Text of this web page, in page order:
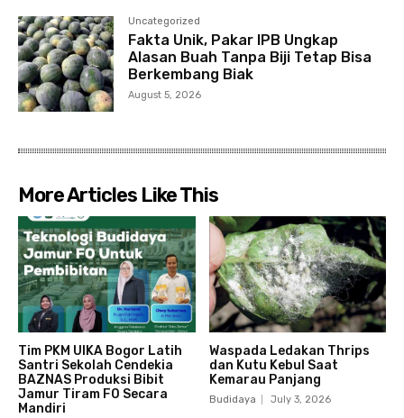
Uncategorized
Fakta Unik, Pakar IPB Ungkap
Alasan Buah Tanpa Biji Tetap Bisa
Berkembang Biak
August 5, 2026
More Articles Like This
Tim PKM UIKA Bogor Latih
Santri Sekolah Cendekia
BAZNAS Produksi Bibit
Jamur Tiram F0 Secara
Mandiri
Waspada Ledakan Thrips
dan Kutu Kebul Saat
Kemarau Panjang
Budidaya July 3, 2026